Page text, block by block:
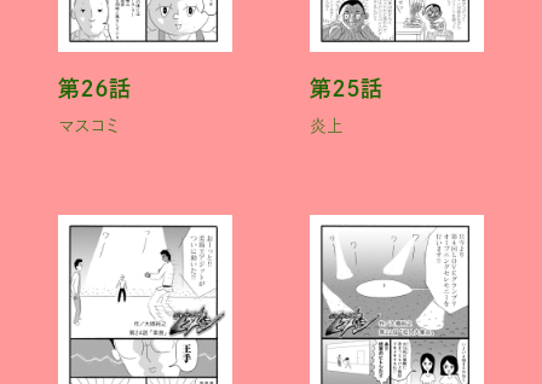
第２６話
マスコミ
第２５話
炎上